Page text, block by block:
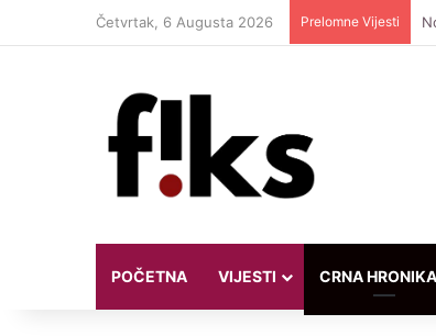
Četvrtak, 6 Augusta 2026 Prelomne Vijesti
POČETNA VIJESTI CRNA HRONIKA